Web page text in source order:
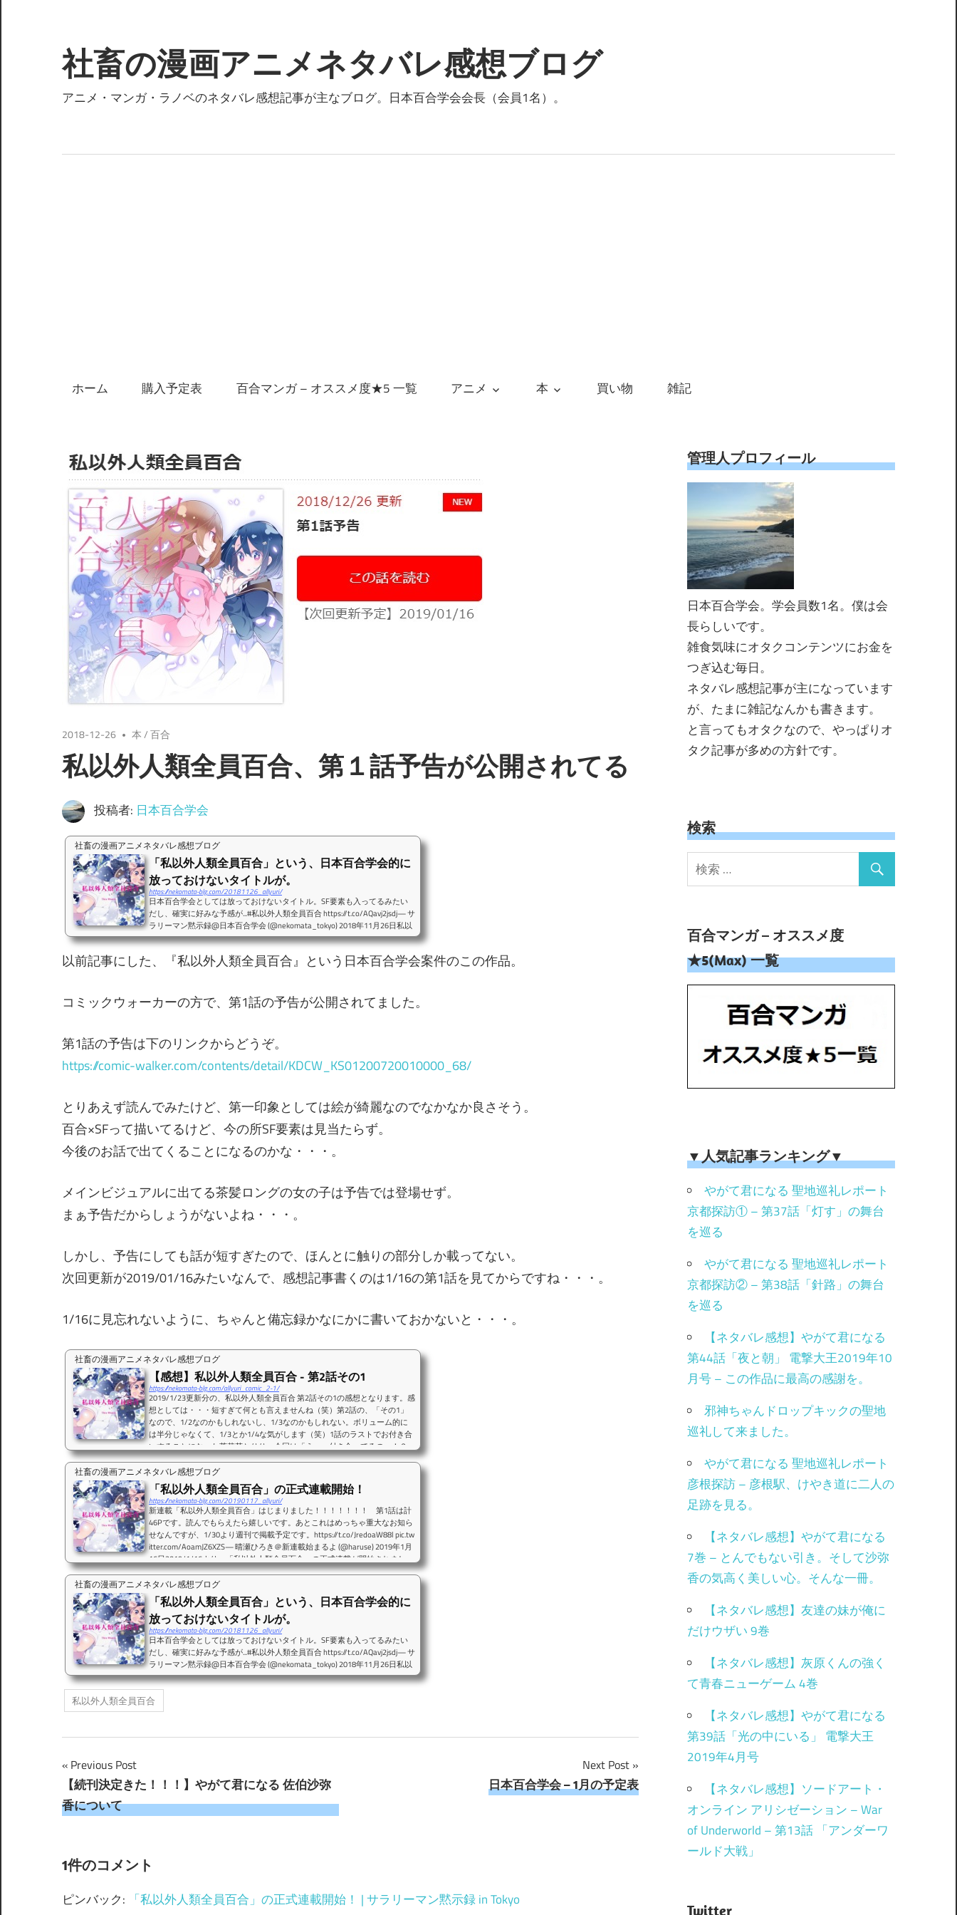
テ
ン
ツ
キ
社畜の漫画アニメネタバレ感想ブログ
アニメ・マンガ・ラノベのネタバレ感想記事が主なブログ。日本百合学会会長（会員1名）。
ホーム 購入予定表 百合マンガ – オススメ度★5 一覧 アニメ 本 買い物 雑記
2018-12-26 本/百合
私以外人類全員百合、第１話予告が公開されてる
投稿者: 日本百合学会
社畜の漫画アニメネタバレ感想ブログ
「私以外人類全員百合」という、日本百合学会的に
放っておけないタイトルが。
https://nekomata-blg.com/20181126_allyuri/
日本百合学会としては放っておけないタイトル。SF要素も入ってるみたい
だし、確実に好みな予感が...#私以外人類全員百合 https://t.co/AQavj2jsdj— サ
ラリーマン黙示録@日本百合学会 (@nekomata_tokyo) 2018年11月26日私以
外人類全員百合という、日本百合学会的に放っておけないタイトルの漫画が
掲載媒体はComicWalker等のWeb媒体になる模様。となると、無料で連載を
以前記事にした、『私以外人類全員百合』という日本百合学会案件のこの作品。
コミックウォーカーの方で、第1話の予告が公開されてました。
第1話の予告は下のリンクからどうぞ。
https://comic-walker.com/contents/detail/KDCW_KS01200720010000_68/
とりあえず読んでみたけど、第一印象としては絵が綺麗なのでなかなか良さそう。
百合×SFって描いてるけど、今の所SF要素は見当たらず。
今後のお話で出てくることになるのかな・・・。
メインビジュアルに出てる茶髪ロングの女の子は予告では登場せず。
まぁ予告だからしょうがないよね・・・。
しかし、予告にしても話が短すぎたので、ほんとに触りの部分しか載ってない。
次回更新が2019/01/16みたいなんで、感想記事書くのは1/16の第1話を見てからですね・・・。
1/16に見忘れないように、ちゃんと備忘録かなにかに書いておかないと・・・。
社畜の漫画アニメネタバレ感想ブログ
【感想】私以外人類全員百合 - 第2話その1
https://nekomata-blg.com/allyuri_comic_2-1/
2019/1/23更新分の、私以外人類全員百合 第2話その1の感想となります。感
想としては・・・短すぎて何とも言えませんね（笑）第2話の、「その1」
なので、1/2なのかもしれないし、1/3なのかもしれない。ボリューム的に
は半分じゃなくて、1/3とか1/4な気がします（笑）1話のラストでお付き合
いすることになった茉莉花とりり。今回は「えー、付き合ってるのー！？」
とクラスメイトに言われた・・・ってとこで終わってしまった・・・（笑）
正直な話、百合の漫画としてはここから美味しい展開が待っているので、今
後に期待するしかやることが...
社畜の漫画アニメネタバレ感想ブログ
「私以外人類全員百合」の正式連載開始！
https://nekomata-blg.com/20190117_allyuri/
新連載「私以外人類全員百合」はじまりました！！！！！！！ 第1話は計
46Pです。読んでもらえたら嬉しいです。あとこれはめっちゃ重大なお知ら
せなんですが、1/30より週刊で掲載予定です。https://t.co/JredoaW88l pic.tw
itter.com/AoamJZ6XZS— 晴瀬ひろき＠新連載始まるよ (@haruse) 2019年1月
16日2019/1/16より、「私以外人類全員百合」の正式連載が開始されまし
た！正式連載開始前は1話の冒頭16ページまでとなっていましたが、今回の
正式連載開始をもって1話が全部読めるようになったみたいですね！勿論、
私は早速読ませて頂...
社畜の漫画アニメネタバレ感想ブログ
「私以外人類全員百合」という、日本百合学会的に
放っておけないタイトルが。
https://nekomata-blg.com/20181126_allyuri/
日本百合学会としては放っておけないタイトル。SF要素も入ってるみたい
だし、確実に好みな予感が...#私以外人類全員百合 https://t.co/AQavj2jsdj— サ
ラリーマン黙示録@日本百合学会 (@nekomata_tokyo) 2018年11月26日私以
外人類全員百合という、日本百合学会的に放っておけないタイトルの漫画が
連載開始するようです。どうも。日本百合学会代表の百合漫画研究家です。
掲載媒体はComicWalker等のWeb媒体になる模様。となると、無料で連載を
追えるかもしれませんね。そして気に入ったら単行本を買う、と。無料で読
私以外人類全員百合
投
稿
ビ
ゲ
Previous Post
【続刊決定きた！！！】やがて君になる 佐伯沙弥
香について
Next Post
日本百合学会 – 1月の予定表
1件のコメント
ピンバック: 「私以外人類全員百合」の正式連載開始！ | サラリーマン黙示録 in Tokyo
管理人プロフィール
日本百合学会。学会員数1名。僕は会
長らしいです。
雑食気味にオタクコンテンツにお金を
つぎ込む毎日。
ネタバレ感想記事が主になっています
が、たまに雑記なんかも書きます。
と言ってもオタクなので、やっぱりオ
タク記事が多めの方針です。
検索
百合マンガ – オススメ度
★5(Max) 一覧
▼人気記事ランキング▼
やがて君になる 聖地巡礼レポート
京都探訪① – 第37話「灯す」の舞台
を巡る
やがて君になる 聖地巡礼レポート
京都探訪② – 第38話「針路」の舞台
を巡る
【ネタバレ感想】やがて君になる
第44話「夜と朝」 電撃大王2019年10
月号 – この作品に最高の感謝を。
邪神ちゃんドロップキックの聖地
巡礼して来ました。
やがて君になる 聖地巡礼レポート
彦根探訪 – 彦根駅、けやき道に二人の
足跡を見る。
【ネタバレ感想】やがて君になる
7巻 – とんでもない引き。そして沙弥
香の気高く美しい心。そんな一冊。
【ネタバレ感想】友達の妹が俺に
だけウザい 9巻
【ネタバレ感想】灰原くんの強く
て青春ニューゲーム 4巻
【ネタバレ感想】やがて君になる
第39話「光の中にいる」 電撃大王
2019年4月号
【ネタバレ感想】ソードアート・
オンライン アリシゼーション – War
of Underworld – 第13話 「アンダーワ
ールド大戦」
Twitter